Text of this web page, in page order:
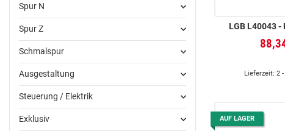
LGB L40043 -
Lieferzeit: 2
AUF LAGER
Spur N
Spur Z
Schmalspur
Ausgestaltung
Steuerung / Elektrik
Exklusiv